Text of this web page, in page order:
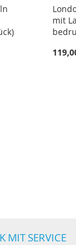
mit
MIT SERVICE